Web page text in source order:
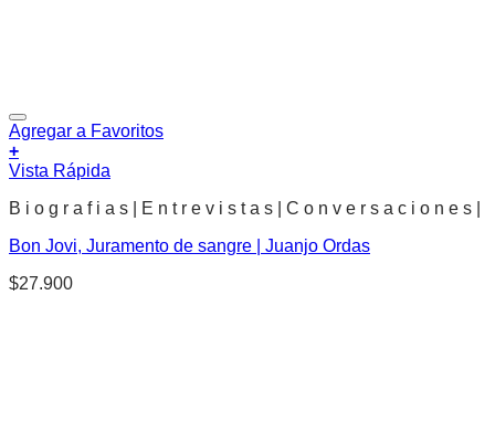
Agregar a Favoritos
+
Vista Rápida
B i o g r a f i a s | E n t r e v i s t a s | C o n v e r s a c i o n e s |
Bon Jovi, Juramento de sangre | Juanjo Ordas
$27.900